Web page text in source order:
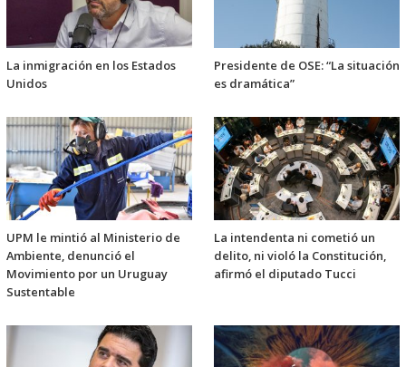
La inmigración en los Estados
Unidos
Presidente de OSE: “La situación
es dramática”
UPM le mintió al Ministerio de
Ambiente, denunció el
Movimiento por un Uruguay
Sustentable
La intendenta ni cometió un
delito, ni violó la Constitución,
afirmó el diputado Tucci